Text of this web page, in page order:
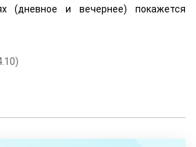
(дневное и вечернее) покажется